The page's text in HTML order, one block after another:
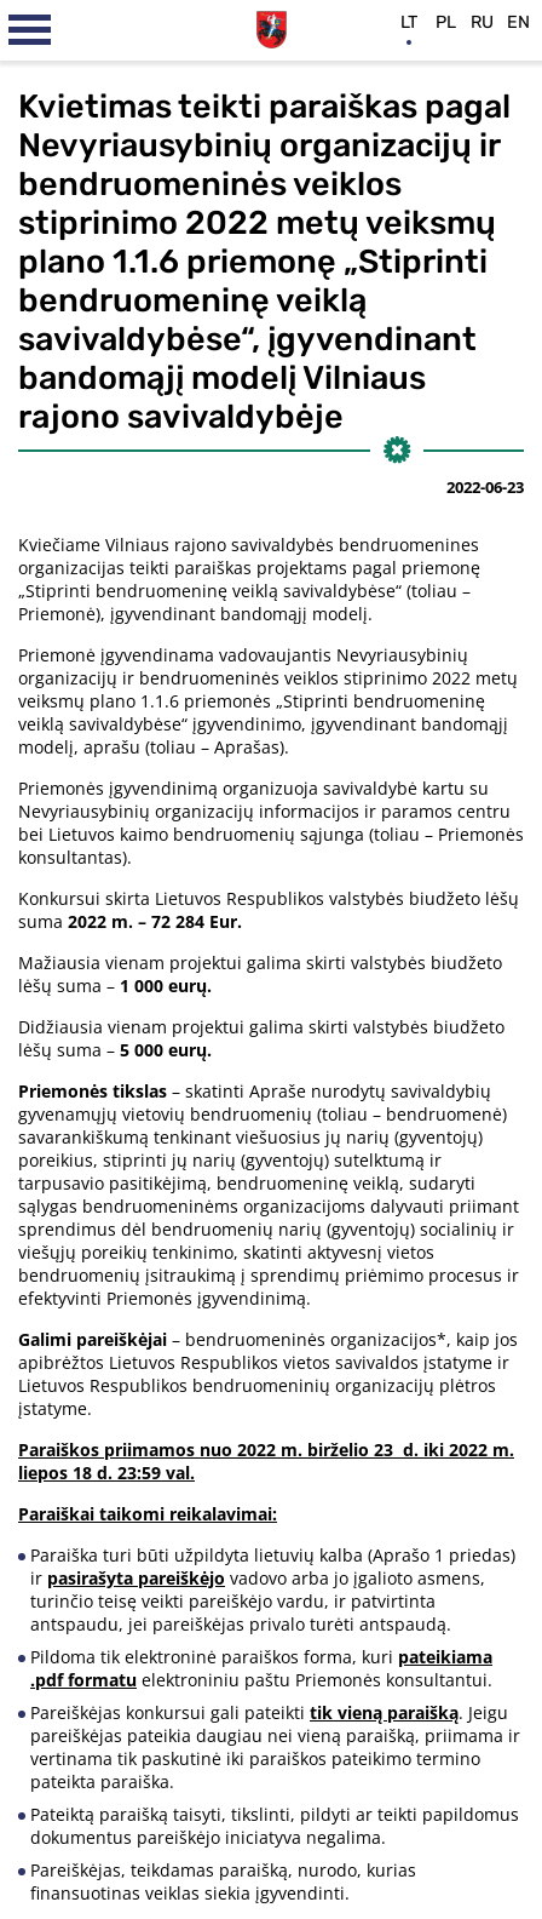
Kvietimas teikti paraiškas pagal
Nevyriausybinių organizacijų ir
bendruomeninės veiklos
stiprinimo 2022 metų veiksmų
plano 1.1.6 priemonę „Stiprinti
bendruomeninę veiklą
savivaldybėse“, įgyvendinant
bandomąjį modelį Vilniaus
rajono savivaldybėje
2022-06-23
Kviečiame Vilniaus rajono savivaldybės bendruomenines
organizacijas teikti paraiškas projektams pagal priemonę
„Stiprinti bendruomeninę veiklą savivaldybėse“ (toliau –
Priemonė), įgyvendinant bandomąjį modelį.
Priemonė įgyvendinama vadovaujantis Nevyriausybinių
organizacijų ir bendruomeninės veiklos stiprinimo 2022 metų
veiksmų plano 1.1.6 priemonės „Stiprinti bendruomeninę
veiklą savivaldybėse“ įgyvendinimo, įgyvendinant bandomąjį
modelį, aprašu (toliau – Aprašas).
Priemonės įgyvendinimą organizuoja savivaldybė kartu su
Nevyriausybinių organizacijų informacijos ir paramos centru
bei Lietuvos kaimo bendruomenių sąjunga (toliau – Priemonės
konsultantas).
Konkursui skirta Lietuvos Respublikos valstybės biudžeto lėšų
suma 2022 m. – 72 284 Eur.
Mažiausia vienam projektui galima skirti valstybės biudžeto
lėšų suma – 1 000 eurų.
Didžiausia vienam projektui galima skirti valstybės biudžeto
lėšų suma – 5 000 eurų.
Priemonės tikslas – skatinti Apraše nurodytų savivaldybių
gyvenamųjų vietovių bendruomenių (toliau – bendruomenė)
savarankiškumą tenkinant viešuosius jų narių (gyventojų)
poreikius, stiprinti jų narių (gyventojų) sutelktumą ir
tarpusavio pasitikėjimą, bendruomeninę veiklą, sudaryti
sąlygas bendruomeninėms organizacijoms dalyvauti priimant
sprendimus dėl bendruomenių narių (gyventojų) socialinių ir
viešųjų poreikių tenkinimo, skatinti aktyvesnį vietos
bendruomenių įsitraukimą į sprendimų priėmimo procesus ir
efektyvinti Priemonės įgyvendinimą.
Galimi pareiškėjai – bendruomeninės organizacijos*, kaip jos
apibrėžtos Lietuvos Respublikos vietos savivaldos įstatyme ir
Lietuvos Respublikos bendruomeninių organizacijų plėtros
įstatyme.
Paraiškos priimamos nuo 2022 m. birželio 23 d. iki 2022 m.
liepos 18 d. 23:59 val.
Paraiškai taikomi reikalavimai:
Paraiška turi būti užpildyta lietuvių kalba (Aprašo 1 priedas)
ir pasirašyta pareiškėjo vadovo arba jo įgalioto asmens,
turinčio teisę veikti pareiškėjo vardu, ir patvirtinta
antspaudu, jei pareiškėjas privalo turėti antspaudą.
Pildoma tik elektroninė paraiškos forma, kuri pateikiama
.pdf formatu elektroniniu paštu Priemonės konsultantui.
Pareiškėjas konkursui gali pateikti tik vieną paraišką. Jeigu
pareiškėjas pateikia daugiau nei vieną paraišką, priimama ir
vertinama tik paskutinė iki paraiškos pateikimo termino
pateikta paraiška.
Pateiktą paraišką taisyti, tikslinti, pildyti ar teikti papildomus
dokumentus pareiškėjo iniciatyva negalima.
Pareiškėjas, teikdamas paraišką, nurodo, kurias
finansuotinas veiklas siekia įgyvendinti.
LT PL RU EN